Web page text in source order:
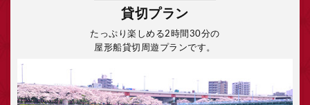
貸切プラン
たっぷり楽しめる2時間30分の
屋形船貸切周遊プランです。